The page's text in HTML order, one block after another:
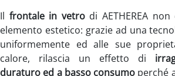
Il frontale in vetrodi AETHEREA
elemento estetico: grazie ad una
uniformemente ed alle sue
calore, rilascia un effetto di
duraturo ed a basso consumo perché